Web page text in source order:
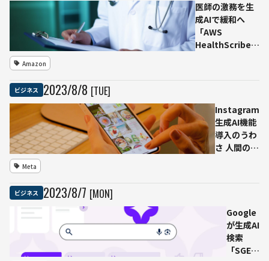
医師の激務を生
成AIで緩和へ
「AWS
HealthScribe」
Amazon
ビジネス 2023/8/8 [TUE]
Instagram
生成AI機能
導入のうわ
さ 人間の撮
Meta
ビジネス 2023/8/7 [MON]
Google
が生成AI
検索
「SGE」